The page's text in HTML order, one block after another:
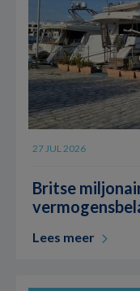
27 JUL 2026
Britse
Lees meer